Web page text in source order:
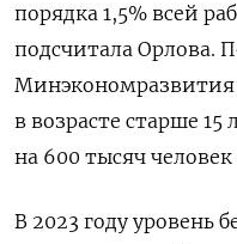
порядка 1,5% всей
подсчитала Орлова.
в возрасте старше 15
на 600 тысяч человек
В 2023 году уровень